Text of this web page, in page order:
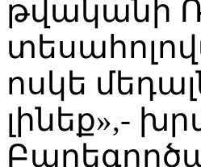
թվականի
ոսկե
լինեք»,-